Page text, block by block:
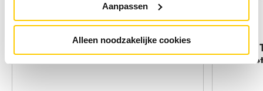
Aanpassen
Alleen noodzakelijke cookies
HPE Aruba Networking AP-POE-
AFGE 1-Port
TP-